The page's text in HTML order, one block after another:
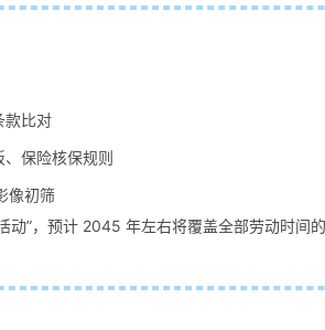
款比对
、保险核保规则
像初筛
动”，预计 2045 年左右将覆盖全部劳动时间的